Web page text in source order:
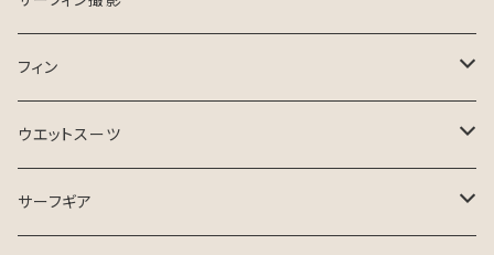
ASB SURfBOARD
フィン
FCS Ⅱ
FinsOut
フューチャータブ
ウエットスーツ
HURLEY ウエットスーツ
サーフギア